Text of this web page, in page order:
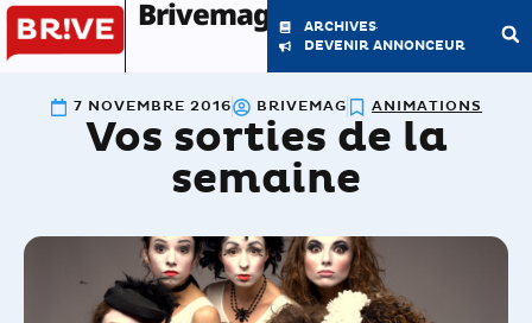
Brivemag'
ARCHIVES
DEVENIR ANNONCEUR
7 NOVEMBRE 2016 BRIVEMAG ANIMATIONS
Vos sorties de la
semaine